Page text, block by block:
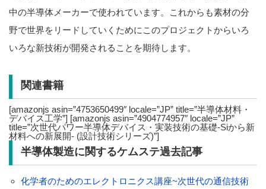
中の半導体メーカーで使われています。これからも素材の分
野で世界をリードしていくためにこのプロジェクトからいろ
いろな新技術が開発されることを期待します。
関連書籍
[amazonjs asin=”4753650499″ locale=”JP” title=”半導体材料・
デバイス工学”] [amazonjs asin=”4904774957″ locale=”JP”
title=”次世代パワー半導体デバイス・実装技術の基礎-Siから新
材料への新展開- (設計技術シリーズ)”]
半導体製造に関するケムステ過去記事
化学者のためのエレクトロニクス講座~次世代の通信技術